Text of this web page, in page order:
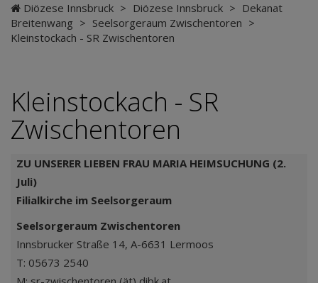
Diözese Innsbruck > Diözese Innsbruck > Dekanat
Breitenwang > Seelsorgeraum Zwischentoren >
Kleinstockach - SR Zwischentoren
Kleinstockach - SR
Zwischentoren
ZU UNSERER LIEBEN FRAU MARIA HEIMSUCHUNG (2.
Juli)
Filialkirche im Seelsorgeraum
Seelsorgeraum Zwischentoren
Innsbrucker Straße 14, A-6631 Lermoos
T: 05673 2540